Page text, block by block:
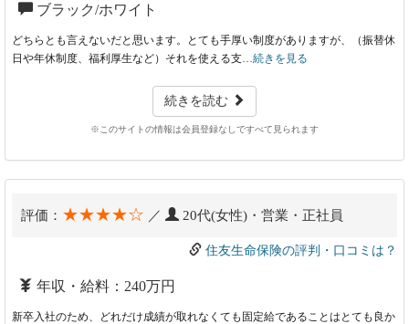
ブラック/ホワイト
どちらとも言えないだと思います。とても手厚い制度がありますが、（振替休
日や年休制度、福利厚生など）それを使える支…続きを見る
続きを読む
※このサイトの情報は会員登録なしですべて見られます
評価： ★★★★☆ ／ 20代(女性)・営業・正社員
住友生命保険の評判・口コミは？
年収・給料：240万円
新卒入社のため、どれだけ成績が取れなくても固定給であることはとても良か